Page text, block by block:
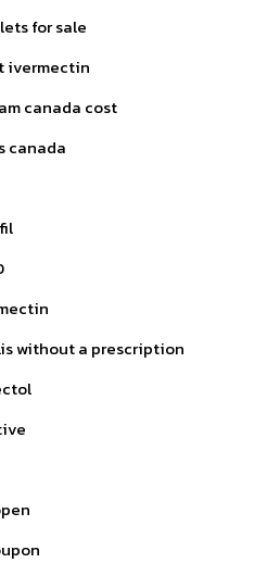
for sale
ivermectin
canada cost
canada
without a prescription